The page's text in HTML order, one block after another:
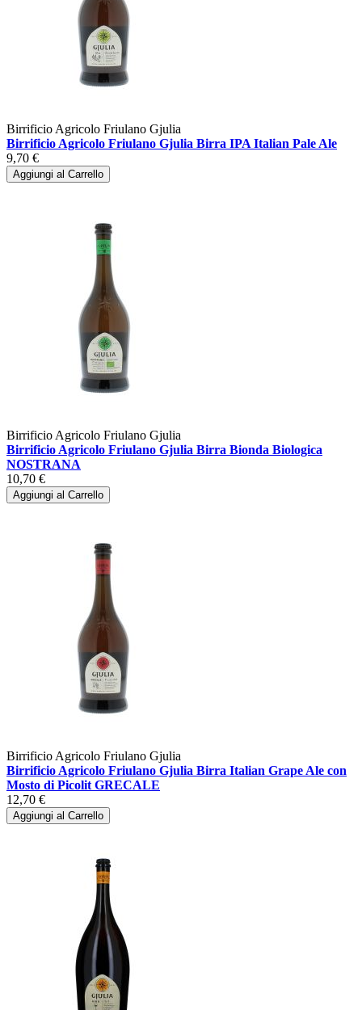
Birrificio Agricolo Friulano Gjulia
Birrificio Agricolo Friulano Gjulia Birra IPA Italian Pale Ale
9,70 €
Aggiungi al Carrello
Birrificio Agricolo Friulano Gjulia
Birrificio Agricolo Friulano Gjulia Birra Bionda Biologica
NOSTRANA
10,70 €
Aggiungi al Carrello
Birrificio Agricolo Friulano Gjulia
Birrificio Agricolo Friulano Gjulia Birra Italian Grape Ale con
Mosto di Picolit GRECALE
12,70 €
Aggiungi al Carrello